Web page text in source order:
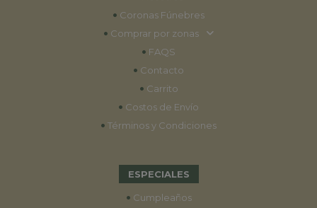
• Coronas Fúnebres
• Comprar por zonas
• FAQS
• Contacto
• Carrito
• Costos de Envío
• Términos y Condiciones
ESPECIALES
• Cumpleaños